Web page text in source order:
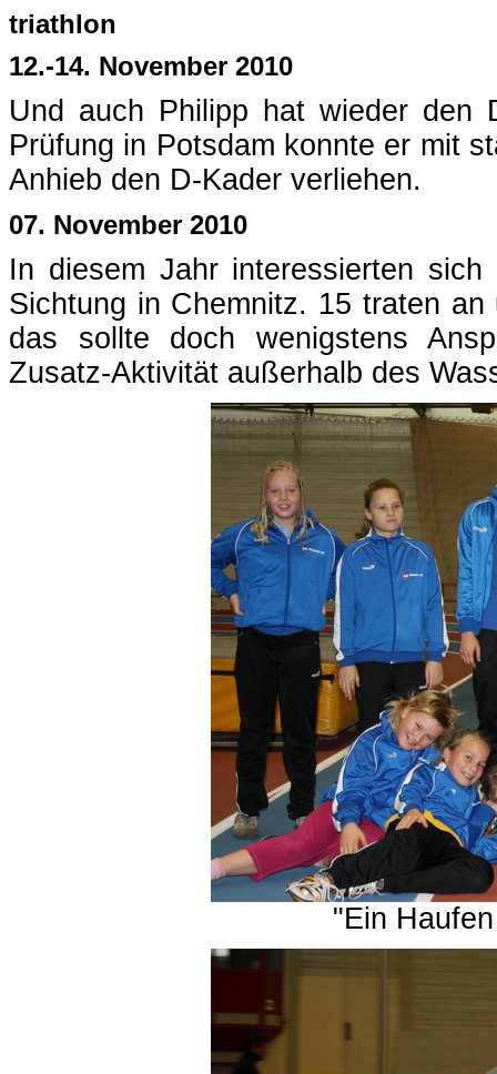
triathlon
12.-14. November 2010
Und auch Philipp hat wieder den
Prüfung in Potsdam konnte er mit
Anhieb den D-Kader verliehen.
07. November 2010
In diesem Jahr interessierten
Sichtung in Chemnitz. 15 traten
das sollte doch wenigstens
Zusatz-Aktivität außerhalb des
"Ein